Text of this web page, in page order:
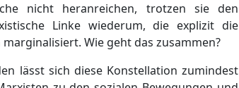
nicht heranreichen, trotzen sie den
Linke wiederum, die explizit die
Wie geht das zusammen?
lässt sich diese Konstellation zumindest